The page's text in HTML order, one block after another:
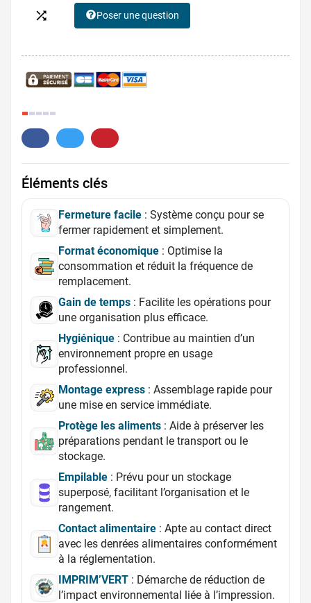
 Poser une question
Éléments clés
Fermeture facile : Système conçu pour se
fermer rapidement et simplement.
Format économique : Optimise la
consommation et réduit la fréquence de
remplacement.
Gain de temps : Facilite les opérations pour
une organisation plus efficace.
Hygiénique : Contribue au maintien d’un
environnement propre en usage
professionnel.
Montage express : Assemblage rapide pour
une mise en service immédiate.
Protège les aliments : Aide à préserver les
préparations pendant le transport ou le
stockage.
Empilable : Prévu pour un stockage
superposé, facilitant l’organisation et le
rangement.
Contact alimentaire : Apte au contact direct
avec les denrées alimentaires conformément
à la réglementation.
IMPRIM’VERT : Démarche de réduction de
l’impact environnemental liée à l’impression.